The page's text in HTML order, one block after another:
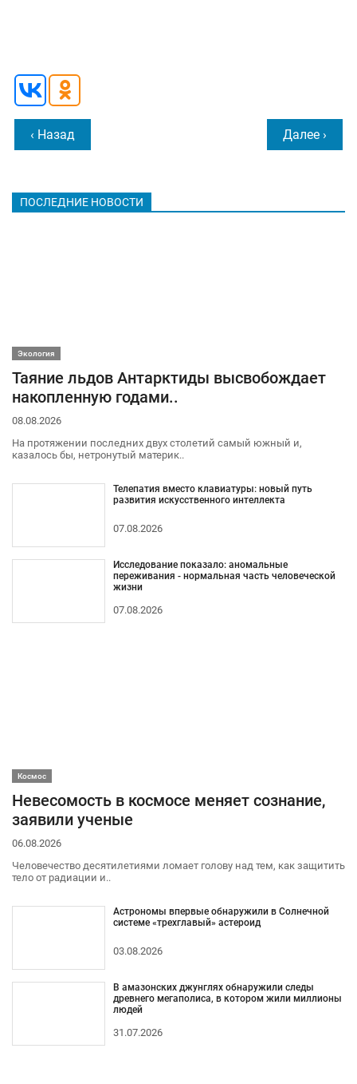
‹ Назад Далее ›
ПОСЛЕДНИЕ НОВОСТИ
Экология
Таяние льдов Антарктиды высвобождает
накопленную годами..
08.08.2026
На протяжении последних двух столетий самый южный и,
казалось бы, нетронутый материк..
Телепатия вместо клавиатуры: новый путь
развития искусственного интеллекта
07.08.2026
Исследование показало: аномальные
переживания - нормальная часть человеческой
жизни
07.08.2026
Космос
Невесомость в космосе меняет сознание,
заявили ученые
06.08.2026
Человечество десятилетиями ломает голову над тем, как защитить
тело от радиации и..
Астрономы впервые обнаружили в Солнечной
системе «трехглавый» астероид
03.08.2026
В амазонских джунглях обнаружили следы
древнего мегаполиса, в котором жили миллионы
людей
31.07.2026